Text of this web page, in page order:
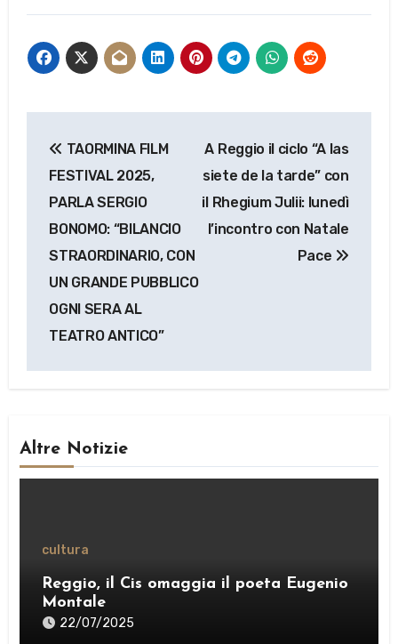
articoli
TAORMINA FILM
FESTIVAL 2025,
PARLA SERGIO
BONOMO: “BILANCIO
STRAORDINARIO, CON
UN GRANDE PUBBLICO
OGNI SERA AL
TEATRO ANTICO”
A Reggio il ciclo “A las
siete de la tarde” con
il Rhegium Julii: lunedì
l’incontro con Natale
Pace
Altre Notizie
cultura
Reggio, il Cis omaggia il poeta Eugenio
Montale
22/07/2025